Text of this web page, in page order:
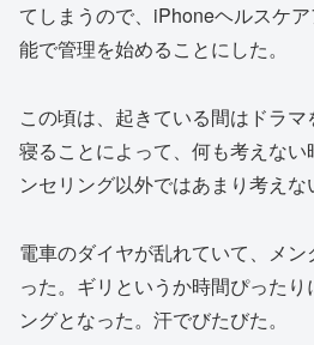
てしまうので、iPhoneヘルスケ
能で管理を始めることにした。
この頃は、起きている間はドラ
寝ることによって、何も考えな
ンセリング以外ではあまり考えな
電車のダイヤが乱れていて、メ
った。ギリというか時間ぴった
ングとなった。汗でびたびた。